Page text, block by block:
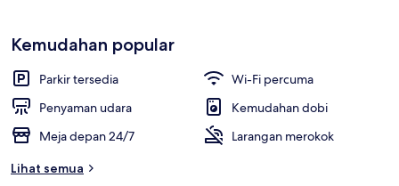
Kemudahan popular
Parkir tersedia
Wi-Fi percuma
Penyaman udara
Kemudahan dobi
Meja depan 24/7
Larangan merokok
Lihat semua